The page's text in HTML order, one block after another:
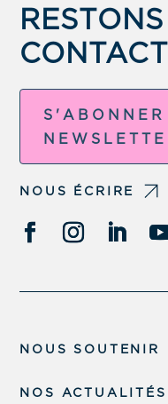
CONTACT
NOUS ÉCRIRE
NOUS SOUTENIR
NOS ACTUALITÉS